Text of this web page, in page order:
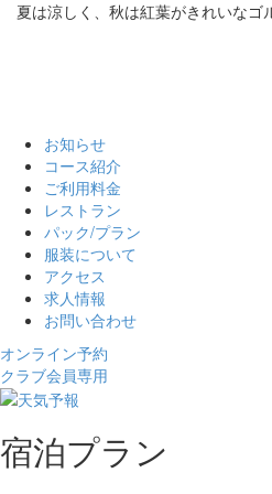
夏は涼しく、秋は紅葉がきれいなゴ
お知らせ
コース紹介
ご利用料金
レストラン
パック/プラン
服装について
アクセス
求人情報
お問い合わせ
オンライン予約
クラブ会員専用
宿泊プラン